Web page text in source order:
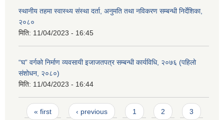
स्थानीय तहमा स्वास्थ्य संस्था दर्ता, अनुमति तथा नविकरण सम्बन्धी निर्देशिका,
२०८०
मिति: 11/04/2023 - 16:45
“घ” वर्गको निर्माण व्यवसायी इजाजतपत्र सम्बन्धी कार्यविधि, २०७६ (पहिलो
संशोधन, २०८०)
मिति: 11/04/2023 - 16:44
Pages
« first ‹ previous 1 2 3